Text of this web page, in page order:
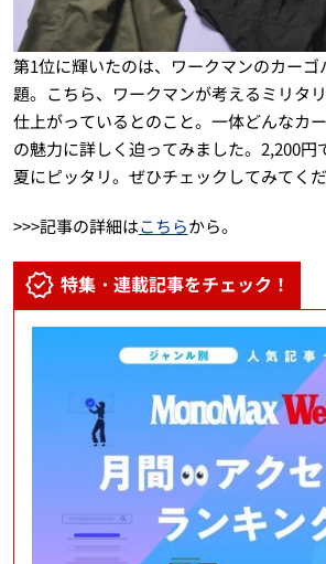
第1位に輝いたのは、ワークマンのカー
題。こちら、ワークマンが考えるミリタ
仕上がっているとのこと。一体どんなカ
の魅力に詳しく迫ってみました。2,200円
夏にピッタリ。ぜひチェックしてみてくだ
>>>記事の詳細はこちらから。
特集・連載記事をチェック！